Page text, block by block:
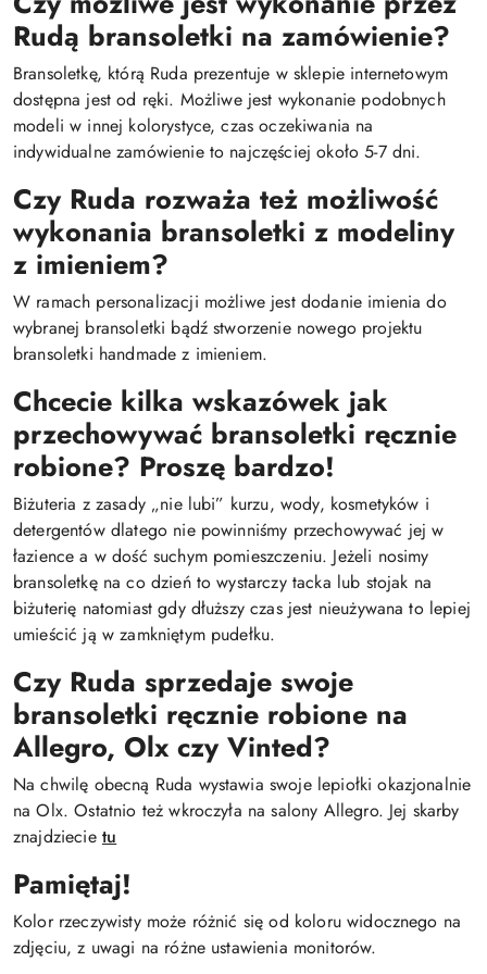
Rudą bransoletki na zamówienie?
Bransoletkę, którą Ruda prezentuje w sklepie internetowym
dostępna jest od ręki. Możliwe jest wykonanie podobnych
modeli w innej kolorystyce, czas oczekiwania na
indywidualne zamówienie to najczęściej około 5-7 dni.
Czy Ruda rozważa też możliwość
wykonania bransoletki z modeliny
z imieniem?
W ramach personalizacji możliwe jest dodanie imienia do
wybranej bransoletki bądź stworzenie nowego projektu
bransoletki handmade z imieniem.
Chcecie kilka wskazówek jak
przechowywać bransoletki ręcznie
robione? Proszę bardzo!
Biżuteria z zasady „nie lubi” kurzu, wody, kosmetyków i
detergentów dlatego nie powinniśmy przechowywać jej w
łazience a w dość suchym pomieszczeniu. Jeżeli nosimy
bransoletkę na co dzień to wystarczy tacka lub stojak na
biżuterię natomiast gdy dłuższy czas jest nieużywana to lepiej
umieścić ją w zamkniętym pudełku.
Czy Ruda sprzedaje swoje
bransoletki ręcznie robione na
Allegro, Olx czy Vinted?
Na chwilę obecną Ruda wystawia swoje lepiołki okazjonalnie
na Olx. Ostatnio też wkroczyła na salony Allegro. Jej skarby
znajdziecie tu
Pamiętaj!
Kolor rzeczywisty może różnić się od koloru widocznego na
zdjęciu, z uwagi na różne ustawienia monitorów.